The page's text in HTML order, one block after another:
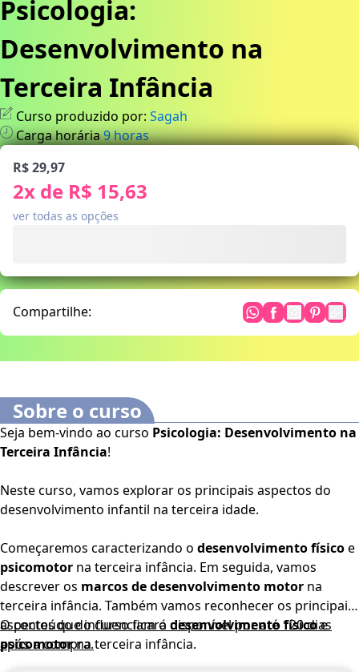
Psicologia:
Desenvolvimento na
Terceira Infância
Curso produzido por: Sagah
Carga horária9horas
R$ 29,97
2x de R$ 15,63
ver todas as opções
Compartilhe:
Sobre o curso
Seja bem-vindo ao curso Psicologia: Desenvolvimento na
Terceira Infância!
Neste curso, vamos explorar os principais aspectos do
desenvolvimento infantil na terceira idade.
Começaremos caracterizando o desenvolvimento físicoe
psicomotor na terceira infância. Em seguida, vamos
descrever os marcos de desenvolvimento motor na
terceira infância. Também vamos reconhecer os principais
aspectos que influenciam o desenvolvimento físicoe
psicomotorna terceira infância.
O conteúdo do curso ficará disponível por até 120 dias
após a compra.